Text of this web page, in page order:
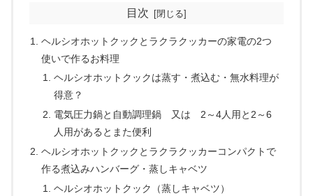
目次
ヘルシオホットクックとラクラクッカーの家電の2つ
使いで作るお料理
ヘルシオホットクックは蒸す・煮込む・無水料理が
得意？
電気圧力鍋と自動調理鍋 又は 2～4人用と2～6
人用があるとまた便利
ヘルシオホットクックとラクラクッカーコンパクトで
作る煮込みハンバーグ・蒸しキャベツ
ヘルシオホットクック（蒸しキャベツ）